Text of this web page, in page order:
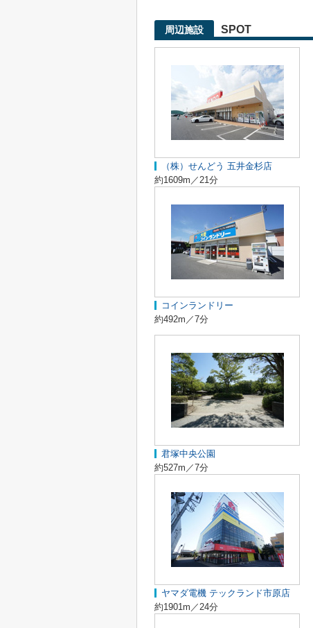
周辺施設 SPOT
（株）せんどう 五井金杉店
約1609m／21分
コインランドリー
約492m／7分
君塚中央公園
約527m／7分
ヤマダ電機 テックランド市原店
約1901m／24分